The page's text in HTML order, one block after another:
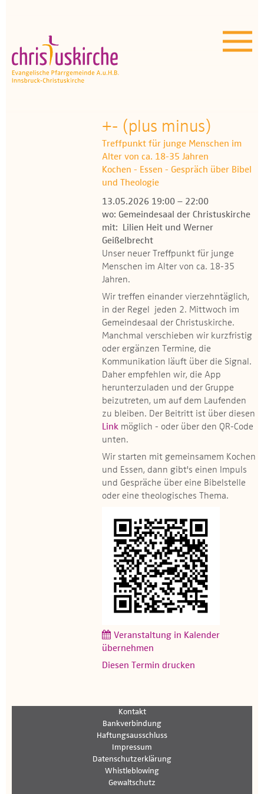
Unser Angebot
OEZ
Wissenswertes
Medien
Kontakt
+- (plus minus)
Treffpunkt für junge Menschen im
Alter von ca. 18-35 Jahren
Kochen - Essen - Gespräch über Bibel
und Theologie
13.05.2026 19:00 – 22:00
wo: Gemeindesaal der Christuskirche
mit: Lilien Heit und Werner
Geißelbrecht
Unser neuer Treffpunkt für junge
Menschen im Alter von ca. 18-35
Jahren.
Wir treffen einander vierzehntäglich,
in der Regel jeden 2. Mittwoch im
Gemeindesaal der Christuskirche.
Manchmal verschieben wir kurzfristig
oder ergänzen Termine, die
Kommunikation läuft über die Signal.
Daher empfehlen wir, die App
herunterzuladen und der Gruppe
beizutreten, um auf dem Laufenden
zu bleiben. Der Beitritt ist über diesen
Link möglich - oder über den QR-Code
unten.
Wir starten mit gemeinsamem Kochen
und Essen, dann gibt's einen Impuls
und Gespräche über eine Bibelstelle
oder eine theologisches Thema.
Veranstaltung in Kalender
übernehmen
Diesen Termin drucken
Kontakt
Bankverbindung
Haftungsausschluss
Impressum
Datenschutzerklärung
Whistleblowing
Gewaltschutz